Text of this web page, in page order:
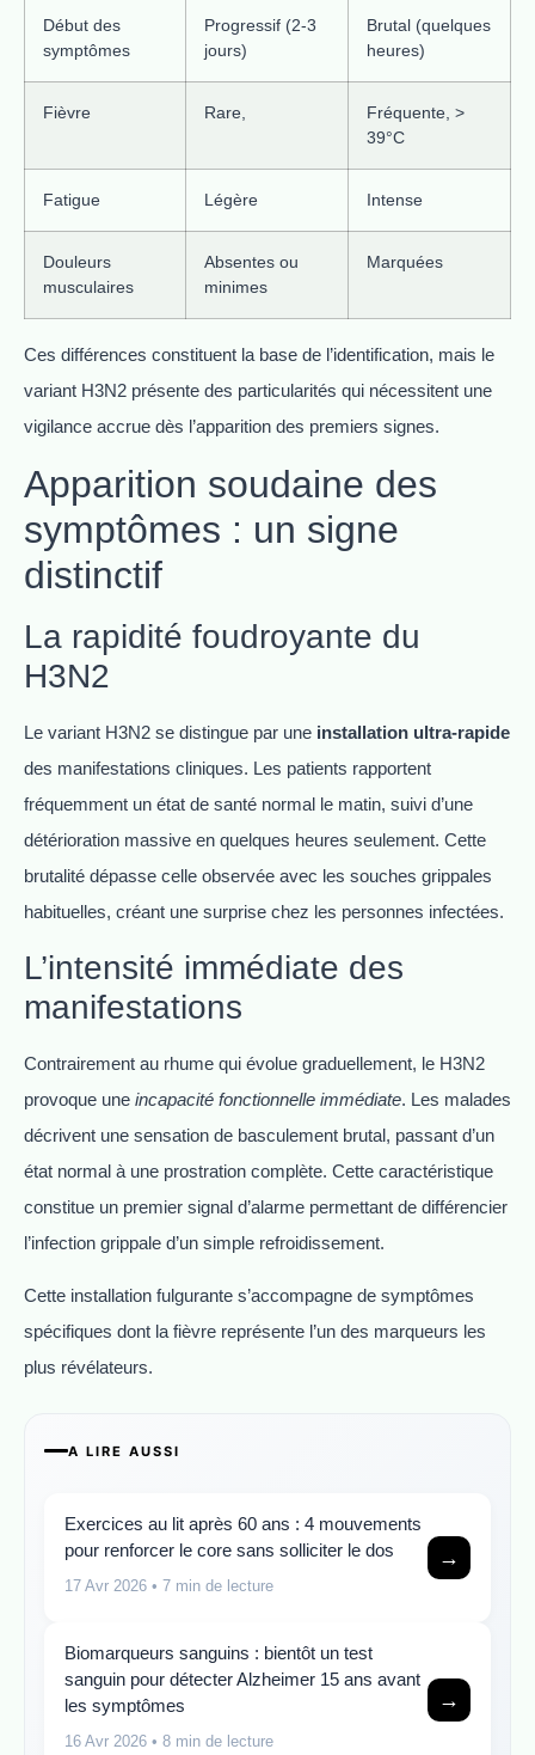
Début des
symptômes
Progressif (2-3
jours)
Brutal (quelques
heures)
Fièvre Rare,
Fréquente, >
39°C
Fatigue Légère Intense
Douleurs
musculaires
Absentes ou
minimes
Marquées
Ces différences constituent la base de l’identification, mais le
variant H3N2 présente des particularités qui nécessitent une
vigilance accrue dès l’apparition des premiers signes.
Apparition soudaine des
symptômes : un signe
distinctif
La rapidité foudroyante du
H3N2
Le variant H3N2 se distingue par une installation ultra-rapide
des manifestations cliniques. Les patients rapportent
fréquemment un état de santé normal le matin, suivi d’une
détérioration massive en quelques heures seulement. Cette
brutalité dépasse celle observée avec les souches grippales
habituelles, créant une surprise chez les personnes infectées.
L’intensité immédiate des
manifestations
Contrairement au rhume qui évolue graduellement, le H3N2
provoque une incapacité fonctionnelle immédiate. Les malades
décrivent une sensation de basculement brutal, passant d’un
état normal à une prostration complète. Cette caractéristique
constitue un premier signal d’alarme permettant de différencier
l’infection grippale d’un simple refroidissement.
Cette installation fulgurante s’accompagne de symptômes
spécifiques dont la fièvre représente l’un des marqueurs les
plus révélateurs.
A LIRE AUSSI
Exercices au lit après 60 ans : 4 mouvements
pour renforcer le core sans solliciter le dos
17 Avr 2026 • 7 min de lecture
→
Biomarqueurs sanguins : bientôt un test
sanguin pour détecter Alzheimer 15 ans avant
les symptômes
16 Avr 2026 • 8 min de lecture
→